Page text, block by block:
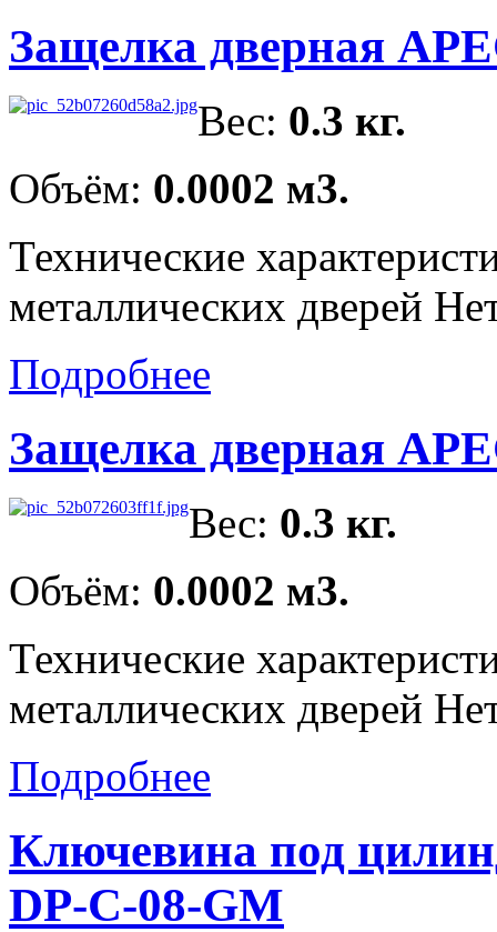
Защелка дверная
Вес: 0.3 кг.
Объём: 0.0002 м3.
Технические
металлических дверей
Подробнее
Защелка дверная
Вес: 0.3 кг.
Объём: 0.0002 м3.
Технические
металлических дверей
Подробнее
Ключевина под
DP-C-08-GM